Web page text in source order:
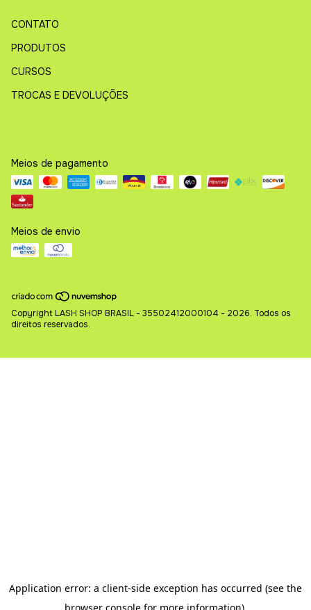
CONTATO
PRODUTOS
CURSOS
TROCAS E DEVOLUÇÕES
Meios de pagamento
Meios de envio
Copyright LASH SHOP BRASIL - 35502412000104 - 2026. Todos os
direitos reservados.